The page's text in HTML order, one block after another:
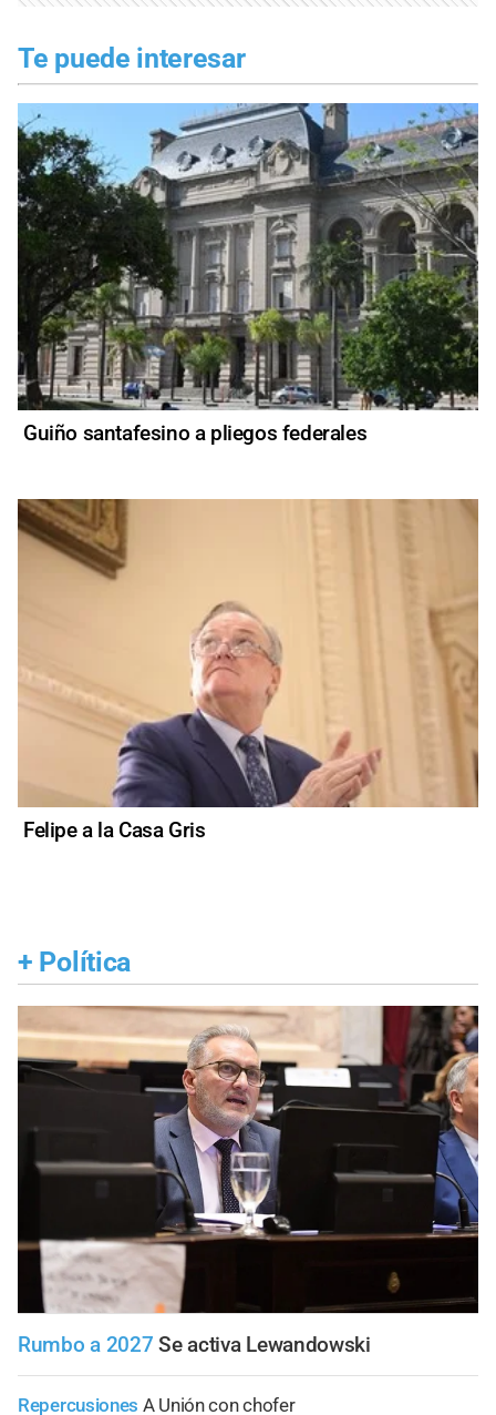
Te puede interesar
Guiño santafesino a pliegos federales
Felipe a la Casa Gris
+ Política
Rumbo a 2027 Se activa Lewandowski
Repercusiones A Unión con chofer